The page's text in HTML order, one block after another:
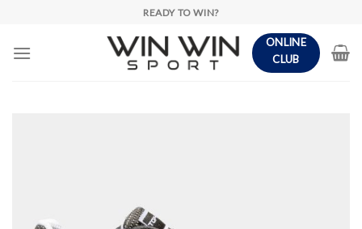
content
READY TO WIN?
ONLINE
CLUB